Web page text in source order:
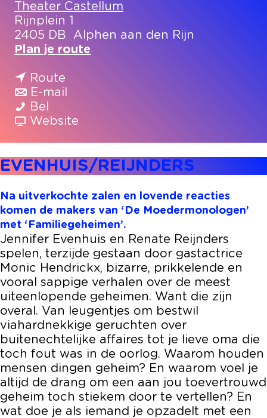
Theater Castellum
Rijnplein 1
2405 DB
Alphen aan den Rijn
Plan je route
H
U
I
S
/
R
E
I
J
N
D
E
R
S
Route
r
E
N
H
U
I
S
/
R
E
I
J
N
D
E
R
S
E-mail
a
V
E
N
H
U
I
S
/
R
E
I
J
N
D
E
R
S
Bel
V
H
U
I
S
/
R
E
I
J
N
D
E
R
S
Website
E
V
E
N
H
U
I
S
/
R
E
I
J
N
D
E
R
S
EVENHUIS/REIJNDERS
Na uitverkochte zalen en lovende reacties
komen de makers van ‘De Moedermonologen’
met ‘Familiegeheimen’.
Jennifer Evenhuis en Renate Reijnders
spelen, terzijde gestaan door gastactrice
Monic Hendrickx, bizarre, prikkelende en
vooral sappige verhalen over de meest
uiteenlopende geheimen. Want die zijn
overal. Van leugentjes om bestwil
viahardnekkige geruchten over
buitenechtelijke affaires tot je lieve oma die
toch fout was in de oorlog. Waarom houden
mensen dingen geheim? En waarom voel je
altijd de drang om een aan jou toevertrouwd
geheim toch stiekem door te vertellen? En
wat doe je als iemand je opzadelt met een